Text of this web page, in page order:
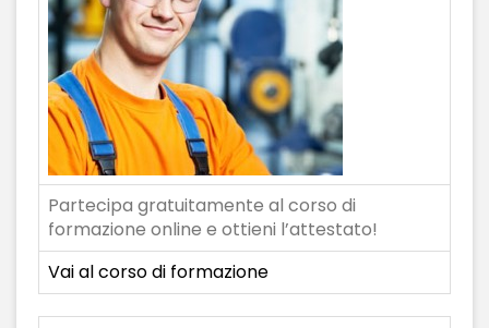
Partecipa gratuitamente al corso di
formazione online e ottieni l’attestato!
Vai al corso di formazione